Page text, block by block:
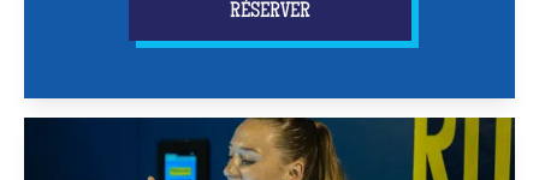
RÉSERVER